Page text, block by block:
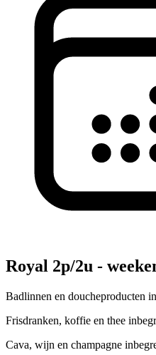
Royal 2p/2u -
Badlinnen en doucheproducten
Frisdranken, koffie en thee
Cava, wijn en champagne